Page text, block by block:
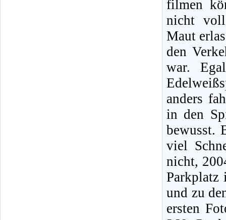
filmen
nicht
Maut
den
war.
anders
in den
bewusst.
viel
nicht,
Parkplatz
und zu
ersten